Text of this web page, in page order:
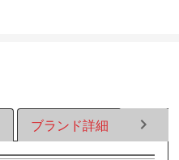
ブランド詳細 ラッ